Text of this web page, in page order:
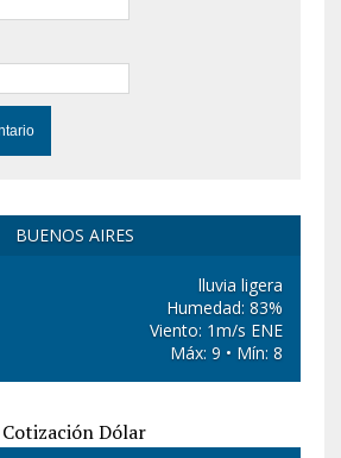
BUENOS AIRES
lluvia ligera
Humedad: 83%
Viento: 1m/s ENE
Máx: 9 • Mín: 8
Cotización Dólar